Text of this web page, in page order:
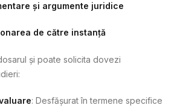
și argumente juridice
de către instanță
și poate solicita dovezi
: Desfășurat în termene specifice